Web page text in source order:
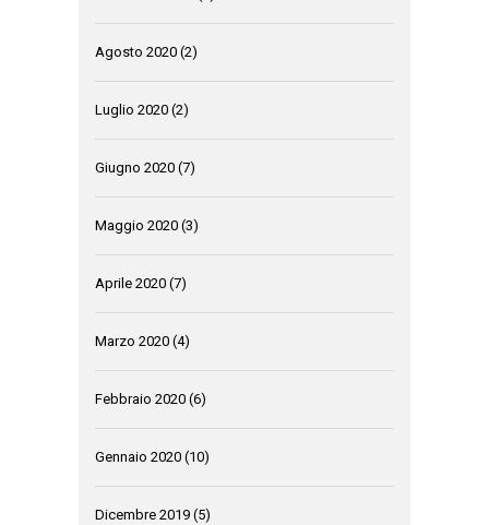
Agosto 2020 (2)
Luglio 2020 (2)
Giugno 2020 (7)
Maggio 2020 (3)
Aprile 2020 (7)
Marzo 2020 (4)
Febbraio 2020 (6)
Gennaio 2020 (10)
Dicembre 2019 (5)